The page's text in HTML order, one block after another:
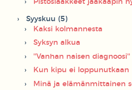
Pistoslääkkeet jääkaapin
Syyskuu (5)
Kaksi kolmannesta
Syksyn alkua
''Vanhan naisen
Kun kipu ei loppunutkaan
Minä ja elämänmittainen